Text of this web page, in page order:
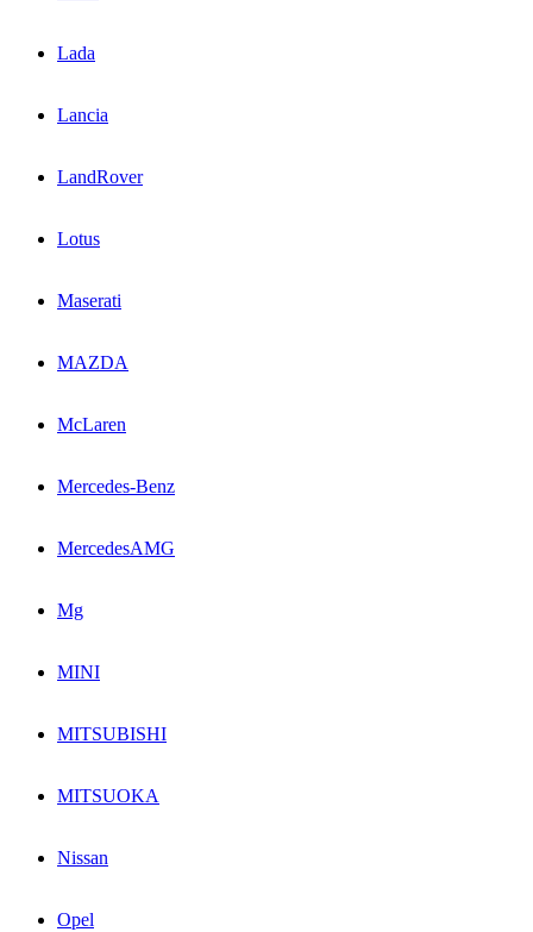
Lada
Lancia
LandRover
Lotus
Maserati
MAZDA
McLaren
Mercedes-Benz
MercedesAMG
Mg
MINI
MITSUBISHI
MITSUOKA
Nissan
Opel